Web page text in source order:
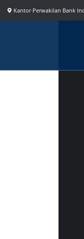
Kantor Perwakilan Bank